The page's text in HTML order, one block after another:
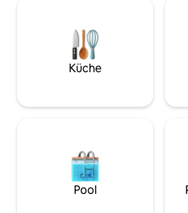
Katzensprung von der charmanten
Nachbarschaft von SoFo entfernt. In der
Gegend gibt es den schönen
Vitabergsparken, aber auch einige
Küche
Pool